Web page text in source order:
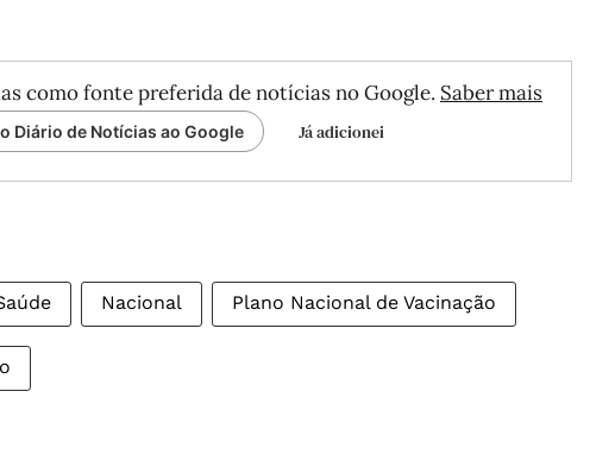
como fonte preferida de notícias no Google. Saber mais
Diário de Notícias ao Google Já adicionei
Nacional Plano Nacional de Vacinação